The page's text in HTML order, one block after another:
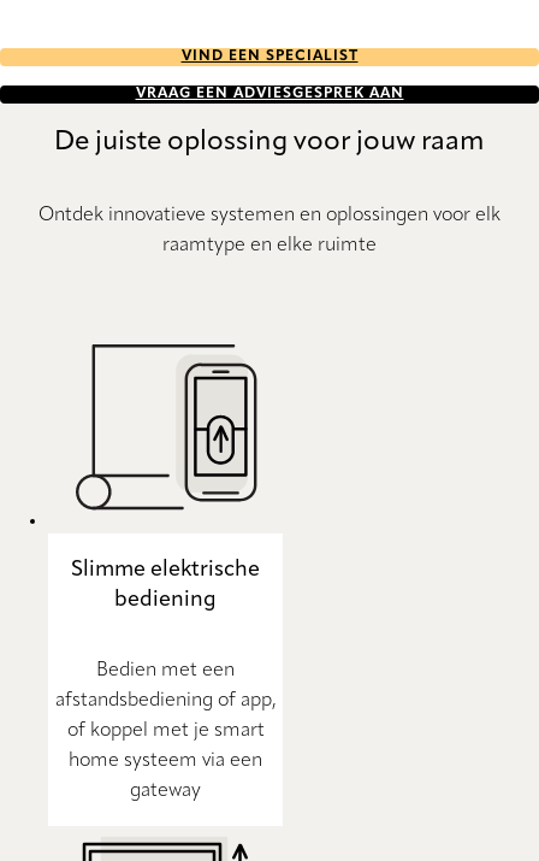
VIND EEN SPECIALIST
VRAAG EEN ADVIESGESPREK AAN
De juiste oplossing voor jouw raam
Ontdek innovatieve systemen en oplossingen voor elk
raamtype en elke ruimte
Slimme elektrische
bediening
Bedien met een
afstandsbediening of app,
of koppel met je smart
home systeem via een
gateway